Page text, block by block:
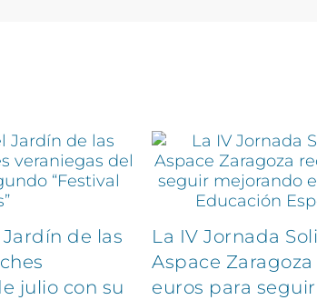
de las
julio con su
La IV Jornada
Aspace
euros para